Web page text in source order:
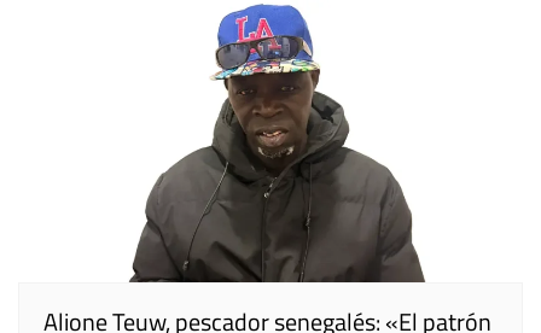
Alione Teuw, pescador senegalés: «El patrón